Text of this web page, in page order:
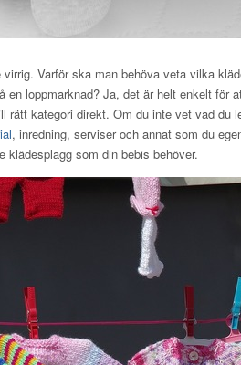
Varför ska man behöva veta vilka
en loppmarknad? Ja, det är helt enkelt för
rätt kategori direkt. Om du inte vet vad du
, inredning, serviser och annat som du
klädesplagg som din bebis behöver.